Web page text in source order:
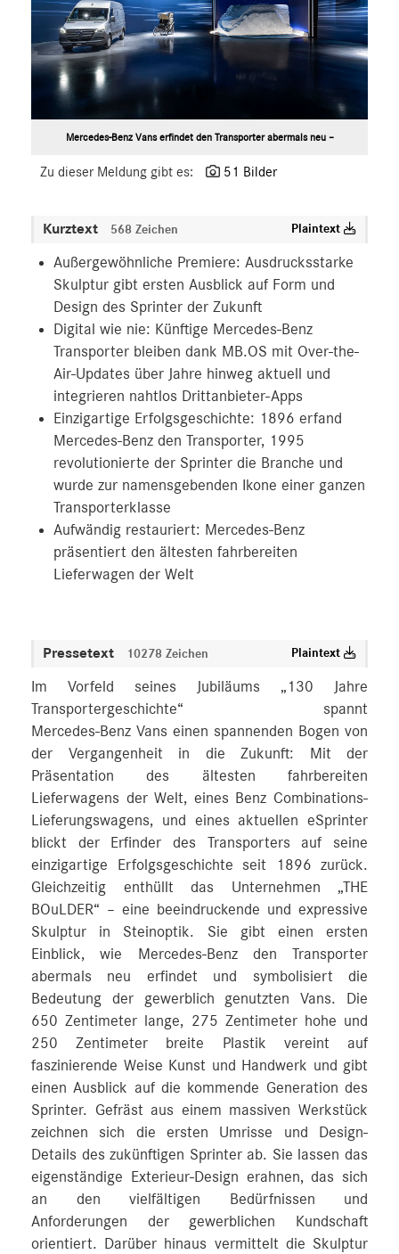
Mercedes-Benz Vans erfindet den Transporter abermals neu –
Zu dieser Meldung gibt es: 51 Bilder
Kurztext 568 Zeichen Plaintext
Außergewöhnliche Premiere: Ausdrucksstarke
Skulptur gibt ersten Ausblick auf Form und
Design des Sprinter der Zukunft
Digital wie nie: Künftige Mercedes-Benz
Transporter bleiben dank MB.OS mit Over-the-
Air-Updates über Jahre hinweg aktuell und
integrieren nahtlos Drittanbieter-Apps
Einzigartige Erfolgsgeschichte: 1896 erfand
Mercedes-Benz den Transporter, 1995
revolutionierte der Sprinter die Branche und
wurde zur namensgebenden Ikone einer ganzen
Transporterklasse
Aufwändig restauriert: Mercedes-Benz
präsentiert den ältesten fahrbereiten
Lieferwagen der Welt
Pressetext 10278 Zeichen Plaintext
Im Vorfeld seines Jubiläums „130 Jahre
Transportergeschichte“ spannt
Mercedes‑Benz Vans einen spannenden Bogen von
der Vergangenheit in die Zukunft: Mit der
Präsentation des ältesten fahrbereiten
Lieferwagens der Welt, eines Benz Combinations-
Lieferungswagens, und eines aktuellen eSprinter
blickt der Erfinder des Transporters auf seine
einzigartige Erfolgsgeschichte seit 1896 zurück.
Gleichzeitig enthüllt das Unternehmen „THE
BOuLDER“ – eine beeindruckende und expressive
Skulptur in Steinoptik. Sie gibt einen ersten
Einblick, wie Mercedes‑Benz den Transporter
abermals neu erfindet und symbolisiert die
Bedeutung der gewerblich genutzten Vans. Die
650 Zentimeter lange, 275 Zentimeter hohe und
250 Zentimeter breite Plastik vereint auf
faszinierende Weise Kunst und Handwerk und gibt
einen Ausblick auf die kommende Generation des
Sprinter. Gefräst aus einem massiven Werkstück
zeichnen sich die ersten Umrisse und Design-
Details des zukünftigen Sprinter ab. Sie lassen das
eigenständige Exterieur-Design erahnen, das sich
an den vielfältigen Bedürfnissen und
Anforderungen der gewerblichen Kundschaft
orientiert. Darüber hinaus vermittelt die Skulptur